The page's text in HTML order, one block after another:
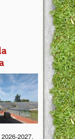
2027.